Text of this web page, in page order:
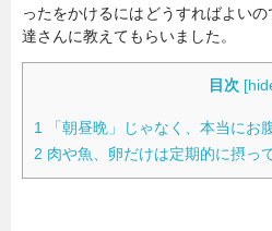
ったをかけるにはどうすればよい
達さんに教えてもらいました。
目次 [
1 「朝昼晩」じゃなく、本当にお
2 肉や魚、卵だけは定期的に摂っ